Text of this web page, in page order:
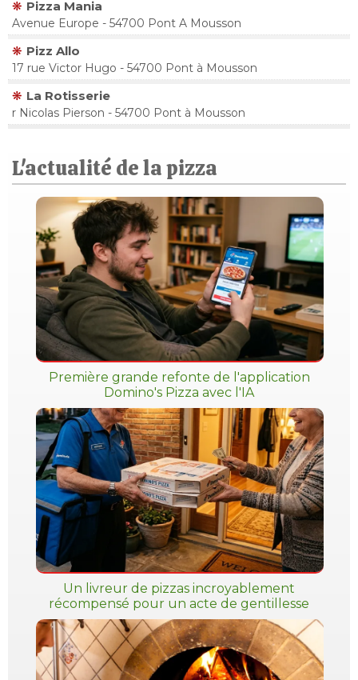
Pizza Mania
Avenue Europe - 54700 Pont A Mousson
Pizz Allo
17 rue Victor Hugo - 54700 Pont à Mousson
La Rotisserie
r Nicolas Pierson - 54700 Pont à Mousson
L'actualité de la pizza
Première grande refonte de l'application
Domino's Pizza avec l'IA
Un livreur de pizzas incroyablement
récompensé pour un acte de gentillesse